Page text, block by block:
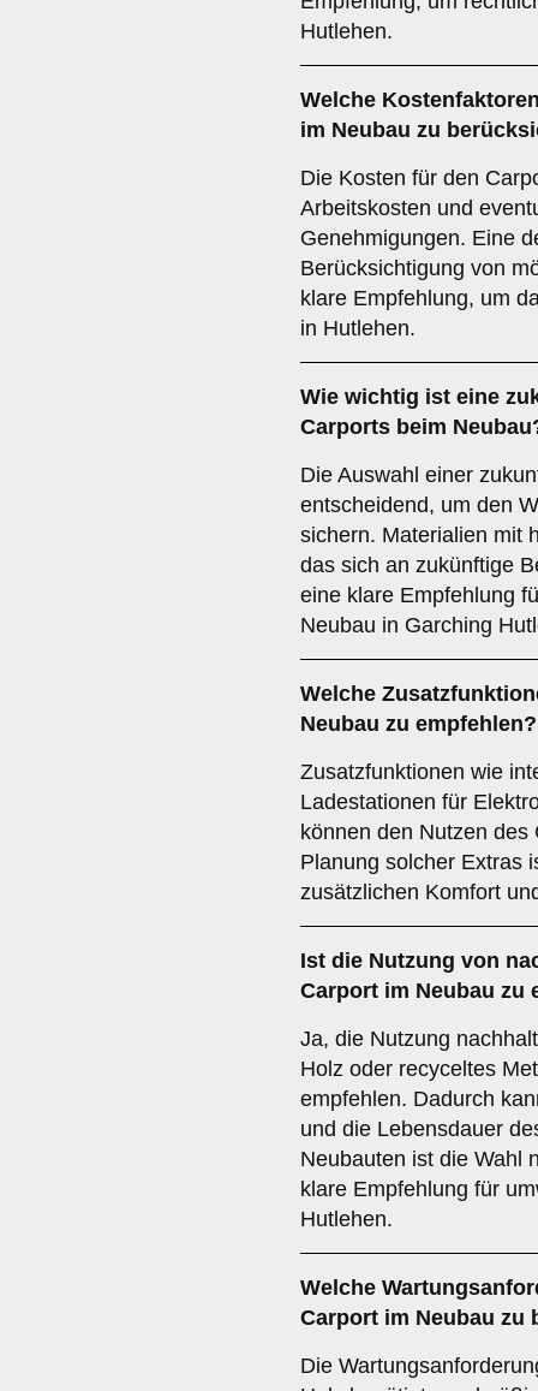
Hutlehen.
Welche
im Neubau zu
Die Kosten für den
Arbeitskosten und
Genehmigungen. Eine
Berücksichtigung von
klare Empfehlung, um
in Hutlehen.
Wie wichtig ist eine
Carports beim
Die Auswahl einer
entscheidend, um den
sichern. Materialien mit
das sich an zukünftige
eine klare Empfehlung
Neubau in Garching
Welche
Neubau zu empfehlen?
Zusatzfunktionen wie
Ladestationen für
können den Nutzen
Planung solcher Extras
zusätzlichen Komfort
Ist die Nutzung von
Carport im Neubau zu
Ja, die Nutzung
Holz oder recyceltes
empfehlen. Dadurch
und die Lebensdauer
Neubauten ist die Wahl
klare Empfehlung für
Hutlehen.
Welche
Carport im Neubau zu
Die